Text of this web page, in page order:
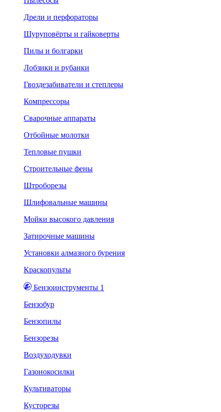
Дрели и перфораторы
Шуруповёрты и гайковерты
Пилы и болгарки
Лобзики и рубанки
Гвоздезабиватели и степлеры
Компрессоры
Сварочные аппараты
Отбойные молотки
Тепловые пушки
Строительные фены
Штроборезы
Шлифовальные машины
Мойки высокого давления
Затирочные машины
Установки алмазного бурения
Краскопульты
Бензоинструменты 1
Бензобур
Бензопилы
Бензорезы
Воздуходувки
Газонокосилки
Культиваторы
Кусторезы